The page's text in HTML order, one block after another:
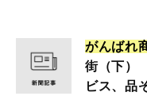
がんばれ
街（下）
ビス、品